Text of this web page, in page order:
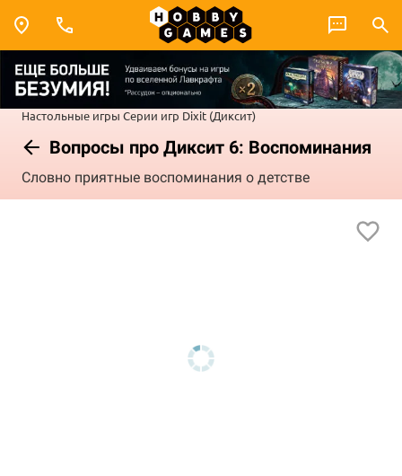
Настольные игры Серии игр Dixit (Диксит)
Вопросы про Диксит 6: Воспоминания
Словно приятные воспоминания о детстве